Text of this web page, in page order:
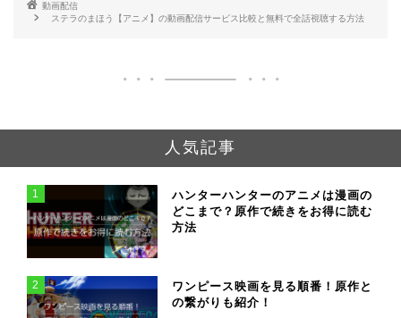
動画配信
ステラのまほう【アニメ】の動画配信サービス比較と無料で全話視聴する方法
人気記事
1
ハンターハンターのアニメは漫画の
どこまで？原作で続きをお得に読む
方法
2
ワンピース映画を見る順番！原作と
の繋がりも紹介！